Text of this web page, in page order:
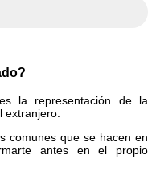
la representación de la
extranjero.
comunes que se hacen en
antes en el propio